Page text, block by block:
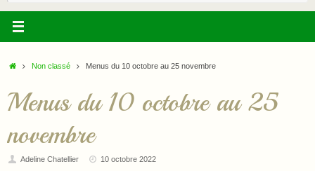
AccueilNon classé Menus du 10 octobre au 25 novembre
Menus du 10 octobre au 25
novembre
Adeline Chatellier 10 octobre 2022